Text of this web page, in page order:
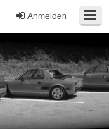
Anmelden